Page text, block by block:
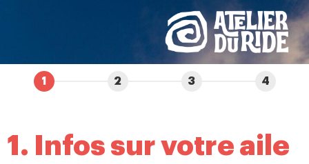
1 2 3 4
1. Infos sur votre aile